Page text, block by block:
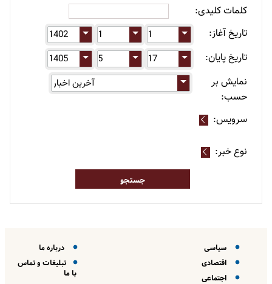
کلمات کلیدی:
تاریخ آغاز:
تاریخ پایان:
نمایش بر
حسب:
سرویس:
نوع خبر:
سیاسی
اقتصادی
اجتماعی
درباره ما
تبلیغات و تماس
با ما